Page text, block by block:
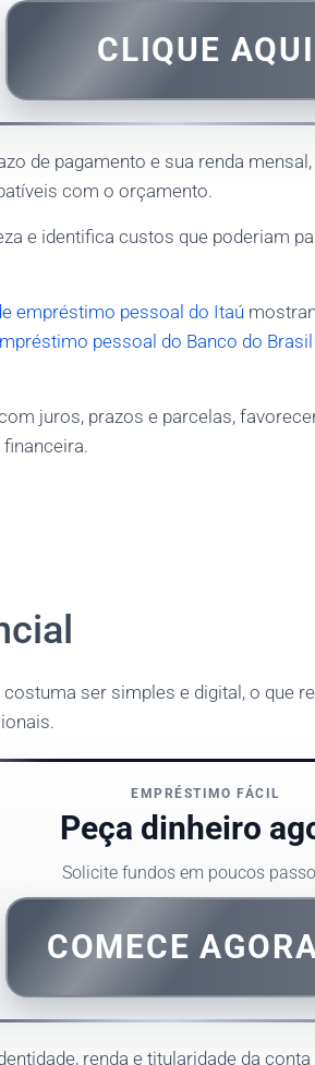
CLIQUE AQUI
de pagamento e sua renda
com o orçamento.
e identifica custos que poderiam
empréstimo pessoal do Itaú
pessoal do Banco do Brasil
juros, prazos e parcelas,
costuma ser simples e digital, o que
EMPRÉSTIMO FÁCIL
Peça dinheiro
Solicite fundos em poucos
COMECE
renda e titularidade da